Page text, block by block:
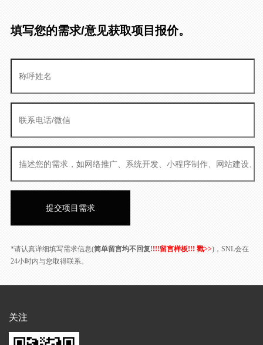
填写您的需求/意见获取项目报价。
*请认真详细填写需求信息(简单留言均不回复!!!!留言样板!!! 戳>>)，SNL会在
24小时内与您取得联系。
关注